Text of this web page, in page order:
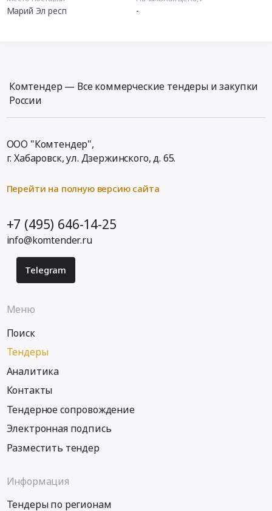
Марий Эл респ -
Комтендер — Все коммерческие тендеры и закупки
России
ООО "Комтендер",
г. Хабаровск,ул. Дзержинского, д. 65.
Перейти на полную версию сайта
+7 (495) 646-14-25
info@komtender.ru
Telegram
Меню
Поиск
Тендеры
Аналитика
Контакты
Тендерное сопровождение
Электронная подпись
Разместить тендер
Информация
Тендеры по регионам